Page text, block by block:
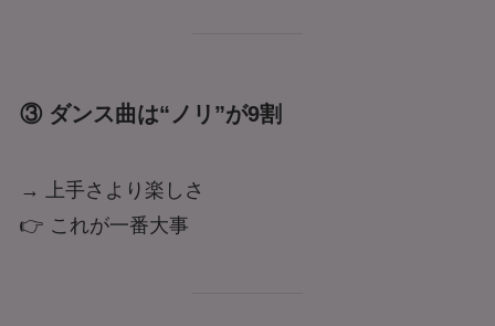
③ ダンス曲は“ノリ”が9割
→ 上手さより楽しさ
👉 これが一番大事